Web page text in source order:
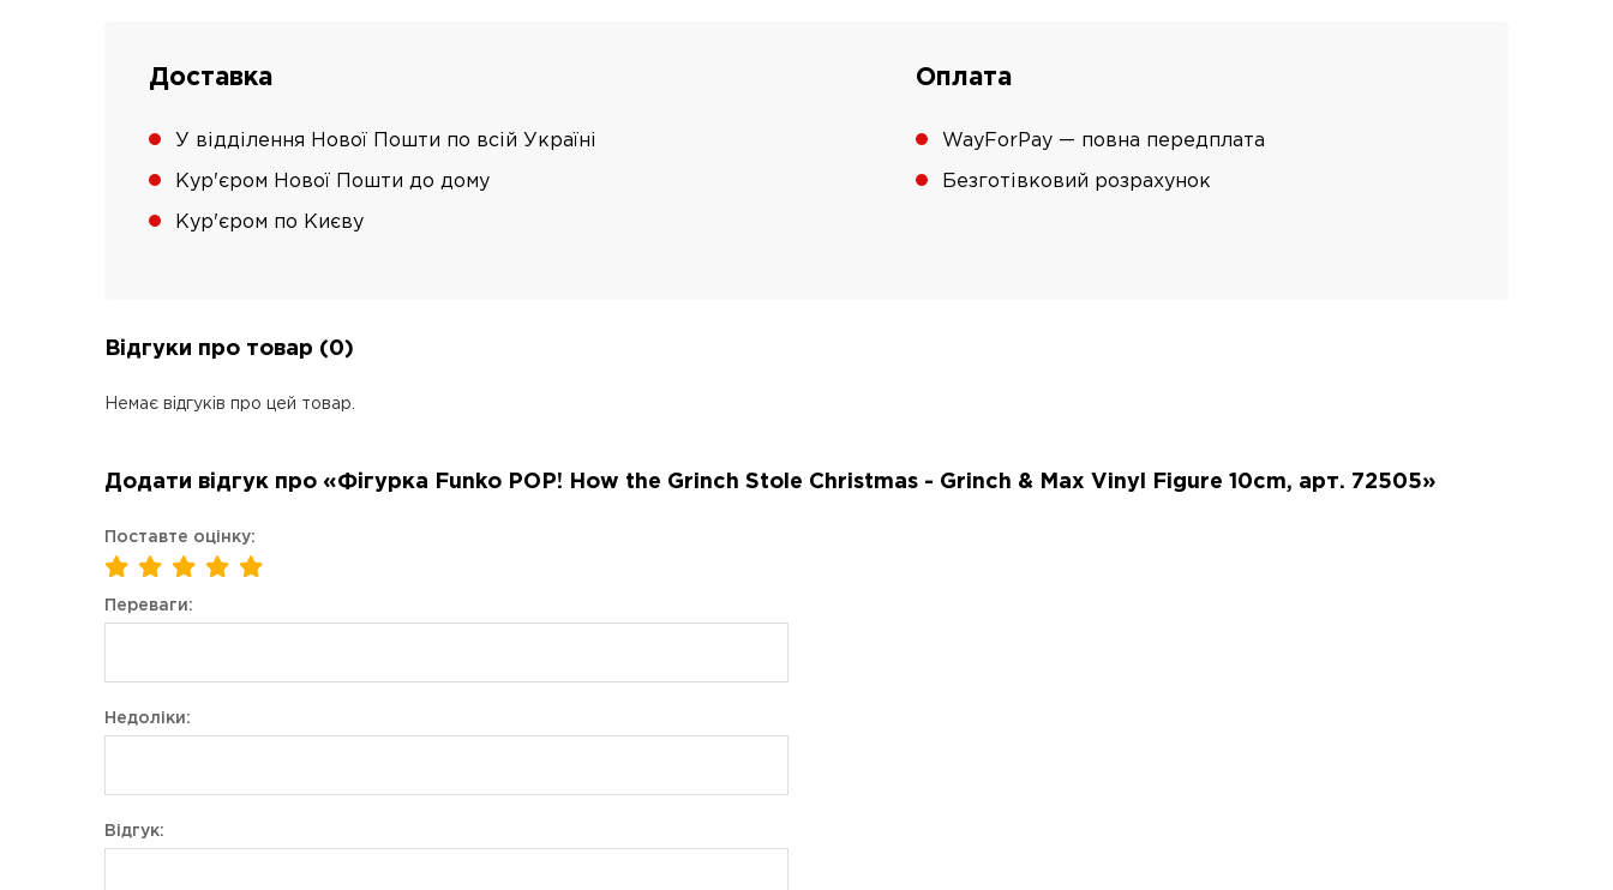
Доставка
У відділення Нової Пошти по всій Україні
Кур'єром Нової Пошти до дому
Кур'єром по Києву
Оплата
WayForPay — повна передплата
Безготівковий розрахунок
Відгуки про товар (0)
Немає відгуків про цей товар.
Додати відгук про «Фігурка Funko POP! How the Grinch Stole Christmas - Grinch & Max Vinyl Figure 10cm, арт. 72505»
Поставте оцінку:
Переваги:
Недоліки:
Відгук: